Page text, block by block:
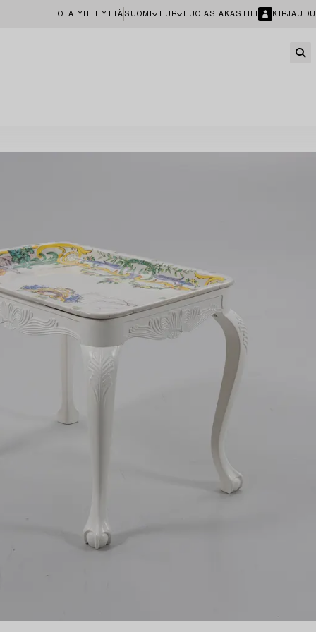
OTA YHTEYTTÄ SUOMI EUR LUO ASIAKASTILI KIRJAUDU